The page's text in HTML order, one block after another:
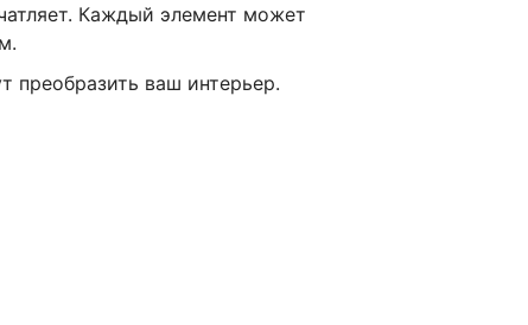
Каждый элемент может
преобразить ваш интерьер.